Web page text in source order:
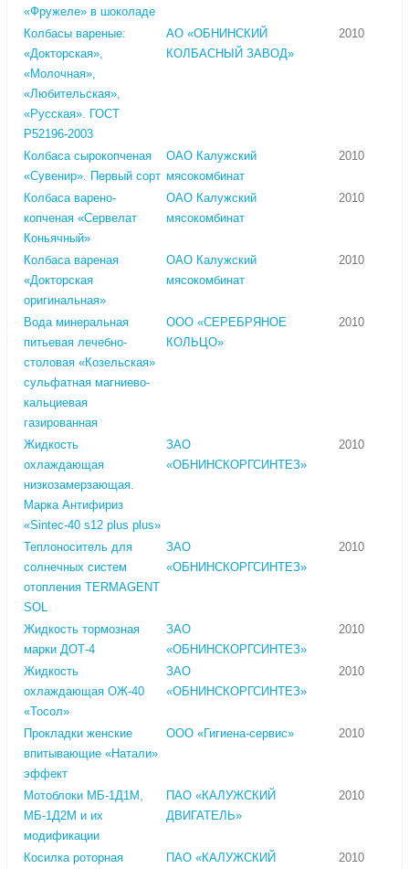
«Фружеле» в шоколаде
Колбасы вареные:
«Докторская»,
«Молочная»,
«Любительская»,
«Русская». ГОСТ
Р52196-2003
АО «ОБНИНСКИЙ
КОЛБАСНЫЙ ЗАВОД»
2010
Колбаса сырокопченая
«Сувенир». Первый сорт
ОАО Калужский
мясокомбинат
2010
Колбаса варено-
копченая «Сервелат
Коньячный»
ОАО Калужский
мясокомбинат
2010
Колбаса вареная
«Докторская
оригинальная»
ОАО Калужский
мясокомбинат
2010
Вода минеральная
питьевая лечебно-
столовая «Козельская»
сульфатная магниево-
кальциевая
газированная
ООО «СЕРЕБРЯНОЕ
КОЛЬЦО»
2010
Жидкость
охлаждающая
низкозамерзающая.
Марка Антифириз
«Sintec-40 s12 plus plus»
ЗАО
«ОБНИНСКОРГСИНТЕЗ»
2010
Теплоноситель для
солнечных систем
отопления TERMAGENT
SOL
ЗАО
«ОБНИНСКОРГСИНТЕЗ»
2010
Жидкость тормозная
марки ДОТ-4
ЗАО
«ОБНИНСКОРГСИНТЕЗ»
2010
Жидкость
охлаждающая ОЖ-40
«Тосол»
ЗАО
«ОБНИНСКОРГСИНТЕЗ»
2010
Прокладки женские
впитывающие «Натали»
эффект
ООО «Гигиена-сервис» 2010
Мотоблоки МБ-1Д1М,
МБ-1Д2М и их
модификации
ПАО «КАЛУЖСКИЙ
ДВИГАТЕЛЬ»
2010
Косилка роторная ПАО «КАЛУЖСКИЙ 2010